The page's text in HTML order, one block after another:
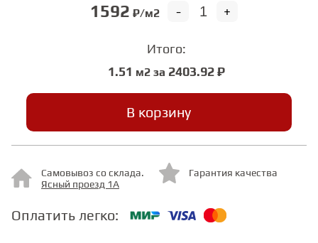
ИНЖЕНЕРНЫЙ МОДУЛЬ
СТУПЕНИ
ФАНЕРА
1592 ₽/м2 +
-
Итого:
1.51 м2 за 2403.92 ₽
В корзину
Самовывоз со склада.
Ясный проезд 1А
Гарантия качества
Оплатить легко: